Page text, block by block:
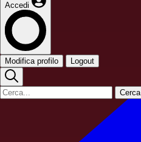
Accedi
Modifica profilo Logout
Cerca